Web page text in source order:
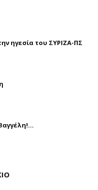
ηγεσία του ΣΥΡΙΖΑ-ΠΣ